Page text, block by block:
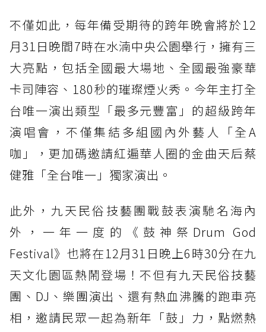
不僅如此，每年備受期待的跨年晚會將於12
月31日晚間7時在水湳中央公園舉行，擁有三
大亮點，包括全國最大場地、全國最強豪華
卡司陣容、180秒的璀璨煙火秀。今年主打全
台唯一演出類型「最多元豐富」的超級跨年
演唱會，不僅集結多組國內外藝人「全A
咖」，更加碼邀請紅遍華人圈的金曲天后蔡
健雅「全台唯一」獨家演出。
此外，九天民俗技藝團戰鼓表演馳名海內
外，一年一度的《鼓神祭Drum God
Festival》也將在12月31日晚上6時30分在九
天文化園區熱鬧登場！不但有九天民俗技藝
團、DJ、樂團演出、還有熱血沸騰的跑車亮
相，邀請民眾一起為新年「鼓」力，點燃熱